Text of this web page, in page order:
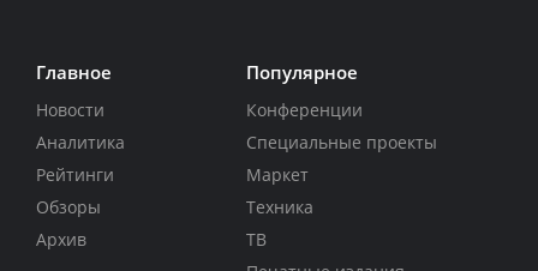
Главное
Новости
Аналитика
Рейтинги
Обзоры
Архив
Популярное
Конференции
Специальные проекты
Маркет
Техника
ТВ